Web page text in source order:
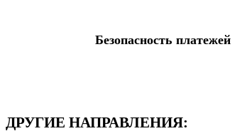
Безопасность платежей
ДРУГИЕ НАПРАВЛЕНИЯ: